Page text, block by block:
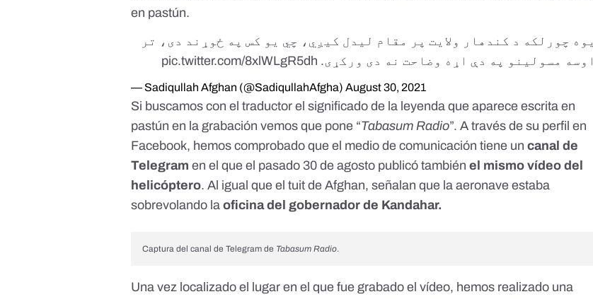
en pastún.
یوه چورلکه د کندهار ولایت پر مقام لیدل کیږي، چي یو کس په ځوړند دی، تر
اوسه مسولینو په دې اړه وضاحت نه دی ورکړی. pic.twitter.com/8xlWLgR5dh
— Sadiqullah Afghan (@SadiqullahAfgha)August 30, 2021
Si buscamos con el traductor el significado de la leyenda que aparece escrita en
pastún en la grabación vemos que pone “Tabasum Radio”. A través de su perfil en
Facebook, hemos comprobado que el medio de comunicación tiene uncanal de
Telegram en el que el pasado 30 de agosto publicó tambiénel mismo vídeo del
helicóptero. Al igual que el tuit de Afghan, señalan que la aeronave estaba
sobrevolando laoficina del gobernador de Kandahar.
Captura del canal de Telegram de Tabasum Radio.
Una vez localizado el lugar en el que fue grabado el vídeo, hemos realizado una